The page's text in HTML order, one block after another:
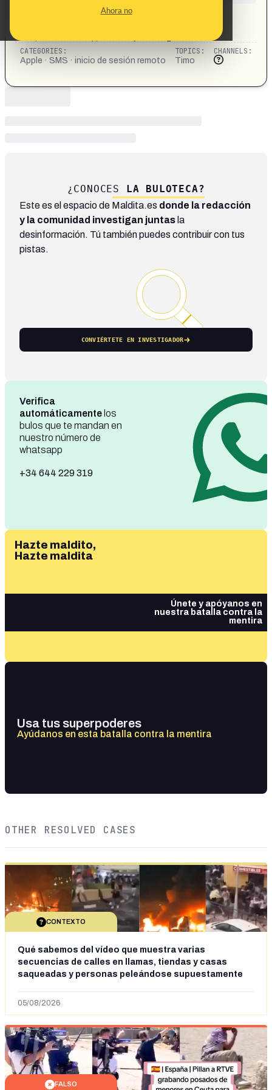
Ahora no
Tu cuenta de AppIe tiene un inicio de sesion anormal,
CATEGORIES:
Apple · SMS · inicio de sesión remoto
TOPICS:
Timo
CHANNELS:
¿CONOCES LA BULOTECA?
Este es el espacio de Maldita.es donde la redacción
y la comunidad investigan juntas la
desinformación. Tú también puedes contribuir con tus
pistas.
CONVIÉRTETE EN INVESTIGADOR
Verifica
automáticamente los
bulos que te mandan en
nuestro número de
whatsapp
+34 644 229 319
Hazte maldito,
Hazte maldita
Únete y apóyanos en
nuestra batalla contra la
mentira
Usa tus superpoderes
Ayúdanos en esta batalla contra la mentira
OTHER RESOLVED CASES
CONTEXTO
Qué sabemos del vídeo que muestra varias
secuencias de calles en llamas, tiendas y casas
saqueadas y personas peleándose supuestamente
situación irregular a Ceuta
05/08/2026
FALSO